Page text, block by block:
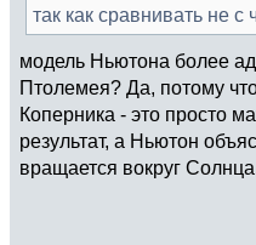
так как сравнивать не с
модель Ньютона более
Птолемея? Да, потому
Коперника - это просто
результат, а Ньютон
вращается вокруг